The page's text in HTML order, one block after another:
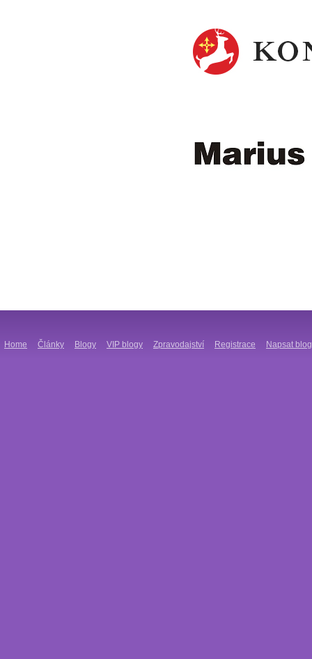
Home Články Blogy VIP blogy Zpravodajství Registrace Napsat blog